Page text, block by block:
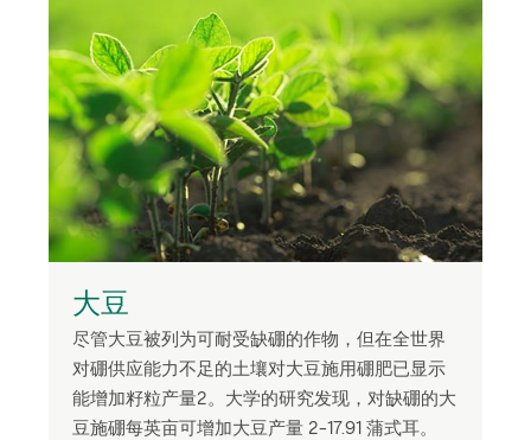
大豆
尽管大豆被列为可耐受缺硼的作物，但在全世界
对硼供应能力不足的土壤对大豆施用硼肥已显示
能增加籽粒产量2。大学的研究发现，对缺硼的大
豆施硼每英亩可增加大豆产量 2-17.91 蒲式耳。